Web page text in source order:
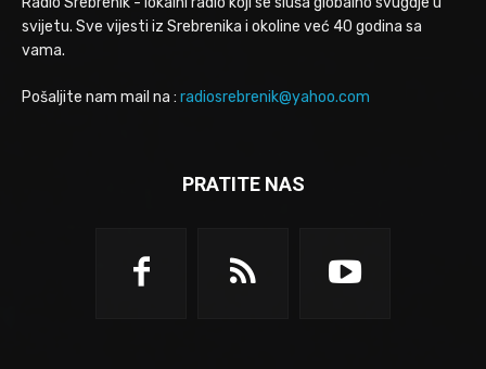
svijetu. Sve vijesti iz Srebrenika i okoline već 40 godina sa
vama.
Pošaljite nam mail na : radiosrebrenik@yahoo.com
PRATITE NAS